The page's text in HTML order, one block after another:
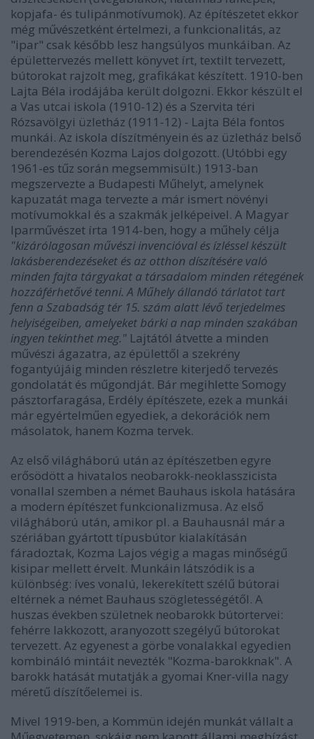
kopjafa- és tulipánmotívumok). Az építészetet ekkor
még művészetként értelmezi, a funkcionalitás, az
"ipar" csak később lesz hangsúlyos munkáiban. Az
épülettervezés mellett könyvet írt, textilt tervezett,
bútorokat rajzolt meg, grafikákat készített. 1910-ben
Lajta Béla irodájába került dolgozni. Ekkor készült el
a Vas utcai iskola (1910-12) és a Szervita téri
Rózsavölgyi üzletház (1911-12) - Lajta Béla fontos
munkái. Az iskola díszítményein és az üzletház belső
berendezésén Kozma Lajos dolgozott. (Utóbbi egy
1961-es tűz során megsemmisült.) 1913-ban
megszervezte a Budapesti Műhelyt, amelynek
kapuzatát maga tervezte a már ismert növényi
motívumokkal és a szakmák jelképeivel. A Magyar
Iparművészet írta 1914-ben, hogy a műhely célja
"kizárólagosan művészi invencióval és ízléssel készült
lakásberendezéseket és az otthon díszítésére való
minden fajta tárgyakat a társadalom minden rétegének
hozzáférhetővé tenni. A Műhely állandó tárlatot tart
fenn a Szabadság tér 15. szám alatt lévő terjedelmes
helyiségeiben, amelyeket bárki a nap minden szakában
ingyen tekinthet meg." Lajtától átvette a minden
művészi ágazatra, az épülettől a szekrény
fogantyújáig minden részletre kiterjedő tervezés
gondolatát és műgondját. Bár megihlette Somogy
pásztorfaragása, Erdély építészete, ezek a munkái
már egyértelműen egyediek, a dekorációk nem
másolatok, hanem Kozma tervek.
Az első világháború után az építészetben egyre
erősödött a hivatalos neobarokk-neoklasszicista
vonallal szemben a német Bauhaus iskola hatására
a modern építészet funkcionalizmusa. Az első
világháború után, amikor pl. a Bauhausnál már a
szériában gyártott típusbútor kialakításán
fáradoztak, Kozma Lajos végig a magas minőségű
kisipar mellett érvelt. Munkáin látszódik is a
különbség: íves vonalú, lekerekített szélű bútorai
eltérnek a német Bauhaus szögletességétől. A
huszas években születnek neobarokk bútortervei:
fehérre lakkozott, aranyozott szegélyű bútorokat
tervezett. Az egyenest a görbe vonalakkal egyedien
kombináló mintáit nevezték "Kozma-barokknak". A
barokk hatását mutatják a gyomai Kner-villa nagy
méretű díszítőelemei is.
Mivel 1919-ben, a Kommün idején munkát vállalt a